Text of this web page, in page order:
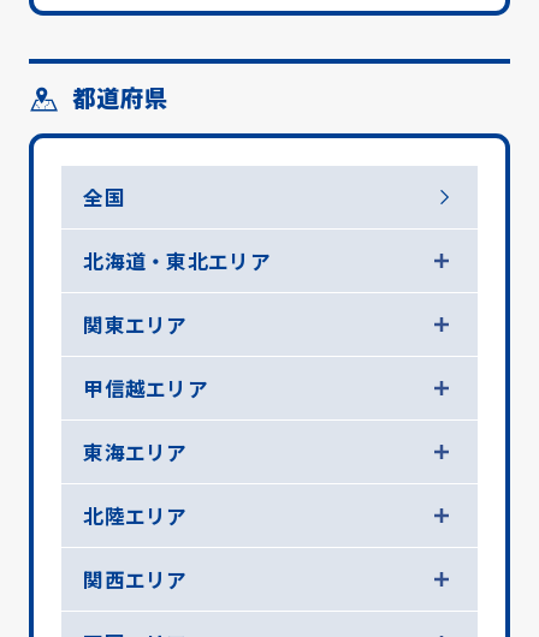
都道府県
全国
北海道・東北エリア
関東エリア
甲信越エリア
東海エリア
北陸エリア
関西エリア